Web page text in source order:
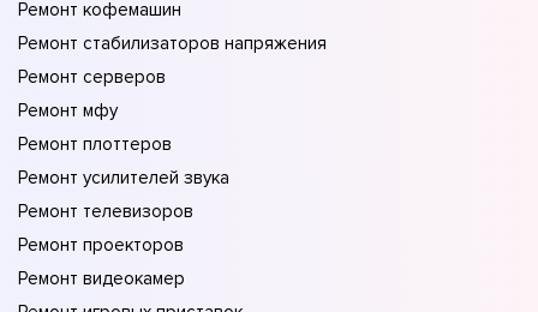
Ремонт кофемашин
Ремонт стабилизаторов напряжения
Ремонт серверов
Ремонт мфу
Ремонт плоттеров
Ремонт усилителей звука
Ремонт телевизоров
Ремонт проекторов
Ремонт видеокамер